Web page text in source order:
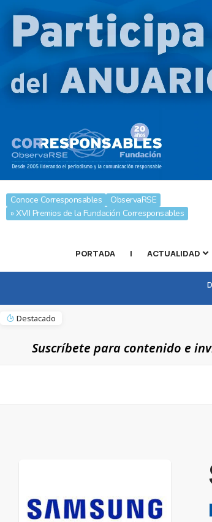
Conoce Corresponsables
ObservaRSE
» XVII Premios de la Fundación Corresponsables
PORTADA | ACTUALIDAD
Destacado
Suscríbete para contenido e